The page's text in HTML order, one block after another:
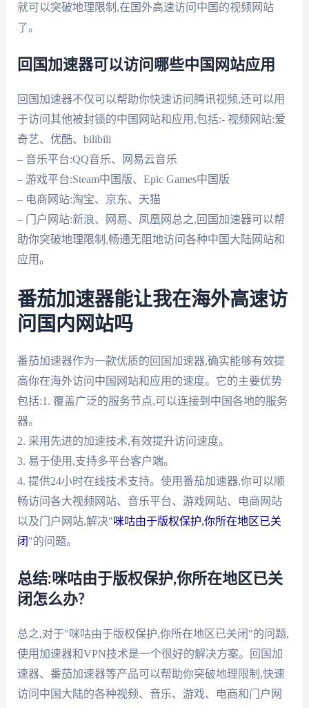
就可以突破地理限制,在国外高速访问中国的视频网站
了。
回国加速器可以访问哪些中国网站应用
回国加速器不仅可以帮助你快速访问腾讯视频,还可以用
于访问其他被封锁的中国网站和应用,包括:- 视频网站:爱
奇艺、优酷、bilibili
– 音乐平台:QQ音乐、网易云音乐
– 游戏平台:Steam中国版、Epic Games中国版
– 电商网站:淘宝、京东、天猫
– 门户网站:新浪、网易、凤凰网总之,回国加速器可以帮
助你突破地理限制,畅通无阻地访问各种中国大陆网站和
应用。
番茄加速器能让我在海外高速访
问国内网站吗
番茄加速器作为一款优质的回国加速器,确实能够有效提
高你在海外访问中国网站和应用的速度。它的主要优势
包括:1. 覆盖广泛的服务节点,可以连接到中国各地的服务
器。
2. 采用先进的加速技术,有效提升访问速度。
3. 易于使用,支持多平台客户端。
4. 提供24小时在线技术支持。使用番茄加速器,你可以顺
畅访问各大视频网站、音乐平台、游戏网站、电商网站
以及门户网站,解决"咪咕由于版权保护,你所在地区已关
闭 "的问题。
总结:咪咕由于版权保护,你所在地区已关
闭怎么办?
总之,对于"咪咕由于版权保护,你所在地区已关闭"的问题,
使用加速器和VPN技术是一个很好的解决方案。回国加
速器、番茄加速器等产品可以帮助你突破地理限制,快速
访问中国大陆的各种视频、音乐、游戏、电商和门户网